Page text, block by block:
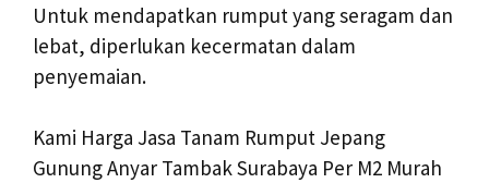
Untuk mendapatkan rumput yang seragam dan
lebat, diperlukan kecermatan dalam
penyemaian.
Kami Harga Jasa Tanam Rumput Jepang
Gunung Anyar Tambak Surabaya Per M2 Murah